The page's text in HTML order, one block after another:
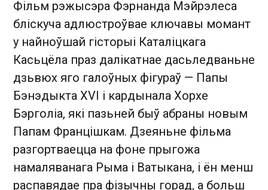
Фільм рэжысэра Фэрнанда Мэйрэлеса
бліскуча адлюстроўвае ключавы момант
у найноўшай гісторыі Каталіцкага
Касьцёла праз далікатнае дасьледваньне
дзьвюх яго галоўных фігураў — Папы
Бэнэдыкта XVI і кардынала Хорхе
Бэрголіа, які пазьней быў абраны новым
Папам Францішкам. Дзеяньне фільма
разгортваецца на фоне прыгожа
намаляванага Рыма і Ватыкана, і ён менш
распавядае пра фізычны горад, а больш